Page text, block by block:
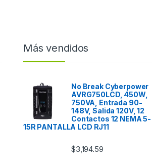
Más vendidos
No Break Cyberpower
AVRG750LCD, 450W,
750VA, Entrada 90-
148V, Salida 120V, 12
Contactos 12 NEMA 5-
15R PANTALLA LCD RJ11
$3,194.59